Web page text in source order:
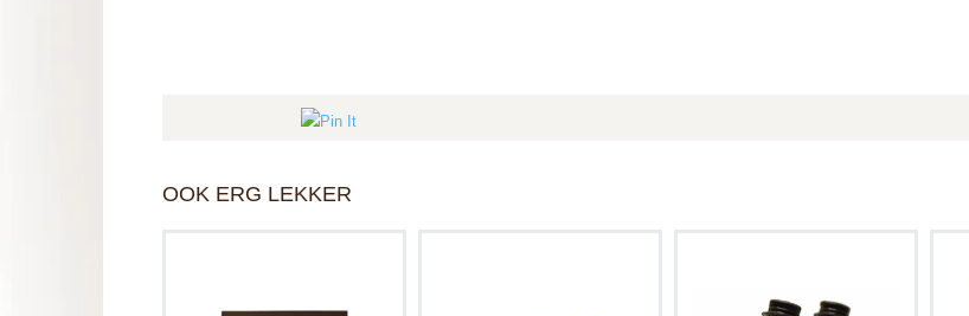
OOK ERG LEKKER
Perfect als vrolijk